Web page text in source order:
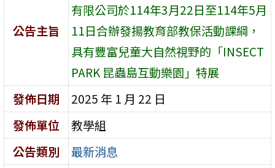
公告主旨
有限公司於114年3月22日至114年5月
11日合辦發揚教育部教保活動課綱，
具有豐富兒童大自然視野的「INSECT
PARK 昆蟲島互動樂園」特展
發佈日期
2025 年 1 月 22 日
發佈單位
教學組
公告類別
最新消息